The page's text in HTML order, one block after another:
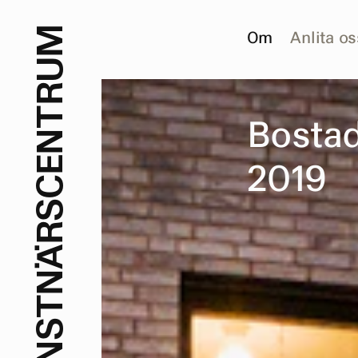
Om Anlita
S
T
N
Ä
R
S
C
E
N
T
R
U
M
Bosta
2019